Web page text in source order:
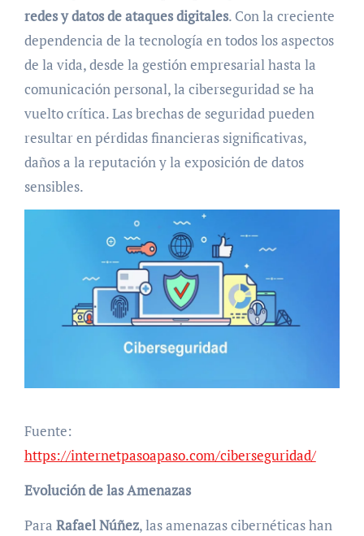
redes y datos de ataques digitales. Con la creciente
dependencia de la tecnología en todos los aspectos
de la vida, desde la gestión empresarial hasta la
comunicación personal, la ciberseguridad se ha
vuelto crítica. Las brechas de seguridad pueden
resultar en pérdidas financieras significativas,
daños a la reputación y la exposición de datos
sensibles.
Fuente:
https://internetpasoapaso.com/ciberseguridad/
Evolución de las Amenazas
Para Rafael Núñez, las amenazas cibernéticas han